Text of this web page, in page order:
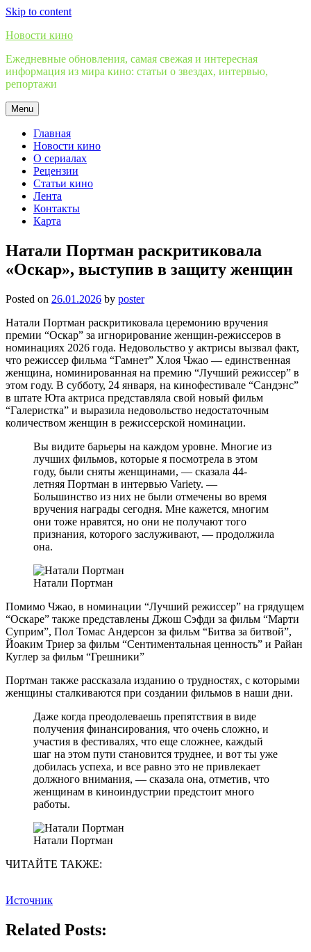
Skip to content
Новости кино
Ежедневные обновления, самая свежая и интересная
информация из мира кино: статьи о звездах, интервью,
репортажи
Menu
Главная
Новости кино
О сериалах
Рецензии
Статьи кино
Лента
Контакты
Карта
Натали Портман раскритиковала
«Оскар», выступив в защиту женщин
Posted on 26.01.2026 by poster
Натали Портман раскритиковала церемонию вручения
премии “Оскар” за игнорирование женщин-режиссеров в
номинациях 2026 года. Недовольство у актрисы вызвал факт,
что режиссер фильма “Гамнет” Хлоя Чжао — единственная
женщина, номинированная на премию “Лучший режиссер” в
этом году. В субботу, 24 января, на кинофестивале “Сандэнс”
в штате Юта актриса представляла свой новый фильм
“Галеристка” и выразила недовольство недостаточным
количеством женщин в режиссерской номинации.
Вы видите барьеры на каждом уровне. Многие из
лучших фильмов, которые я посмотрела в этом
году, были сняты женщинами, — сказала 44-
летняя Портман в интервью Variety. —
Большинство из них не были отмечены во время
вручения награды сегодня. Мне кажется, многим
они тоже нравятся, но они не получают того
признания, которого заслуживают, — продолжила
она.
Натали Портман
Помимо Чжао, в номинации “Лучший режиссер” на грядущем
“Оскаре” также представлены Джош Сэфди за фильм “Марти
Суприм”, Пол Томас Андерсон за фильм “Битва за битвой”,
Йоаким Триер за фильм “Сентиментальная ценность” и Райан
Куглер за фильм “Грешники”
Портман также рассказала изданию о трудностях, с которыми
женщины сталкиваются при создании фильмов в наши дни.
Даже когда преодолеваешь препятствия в виде
получения финансирования, что очень сложно, и
участия в фестивалях, что еще сложнее, каждый
шаг на этом пути становится труднее, и вот ты уже
добилась успеха, и все равно это не привлекает
должного внимания, — сказала она, отметив, что
женщинам в киноиндустрии предстоит много
работы.
Натали Портман
ЧИТАЙТЕ ТАКЖЕ:
Источник
Related Posts: